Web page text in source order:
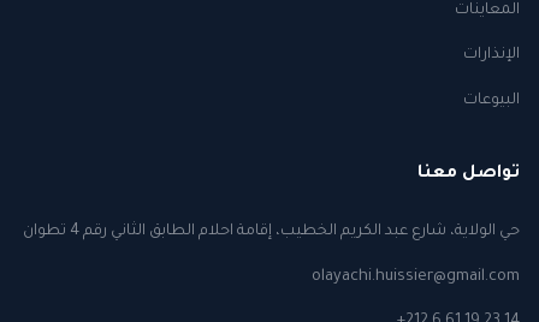
المعاينات
الإنذارات
البيوعات
تواصل معنا
حي الولاية، شارع عبد الكريم الخطيب، إقامة احلام الطابق الثاني رقم 4 تطوان
olayachi.huissier@gmail.com